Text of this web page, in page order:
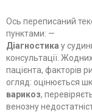
Ось переписаний
пунктами: —
Діагностика у
консультації.
пацієнта, факторів
огляд: оцінюється
варикоз,
венозну